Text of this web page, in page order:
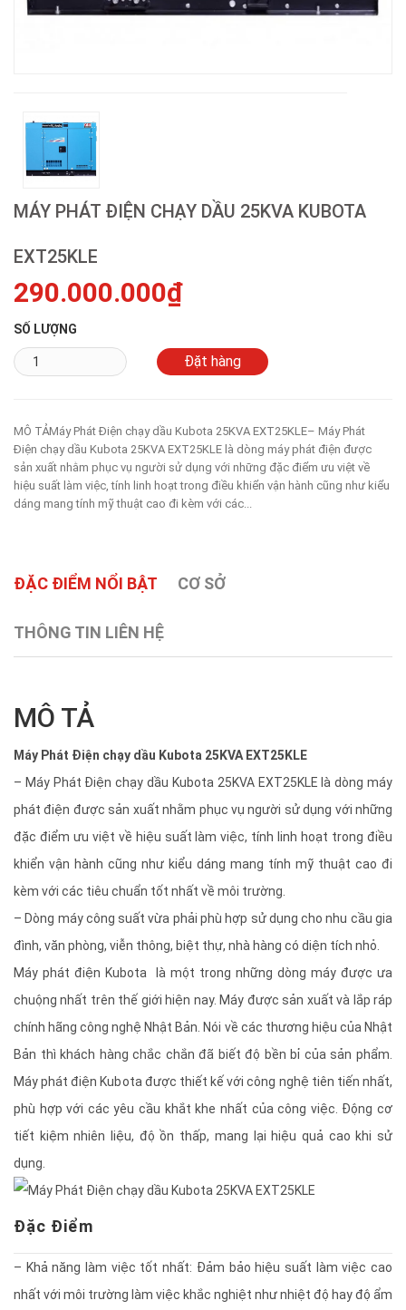
MÁY PHÁT ĐIỆN CHẠY DẦU 25KVA KUBOTA
EXT25KLE
290.000.000₫
SỐ LƯỢNG
MÔ TẢMáy Phát Điện chạy dầu Kubota 25KVA EXT25KLE– Máy Phát
Điện chạy dầu Kubota 25KVA EXT25KLE là dòng máy phát điện được
sản xuất nhằm phục vụ người sử dụng với những đặc điểm ưu việt về
hiệu suất làm việc, tính linh hoạt trong điều khiển vận hành cũng như kiểu
dáng mang tính mỹ thuật cao đi kèm với các...
ĐẶC ĐIỂM NỔI BẬT CƠ SỞ
THÔNG TIN LIÊN HỆ
MÔ TẢ
Máy Phát Điện chạy dầu Kubota 25KVA EXT25KLE
– Máy Phát Điện chạy dầu Kubota 25KVA EXT25KLE là dòng máy
phát điện được sản xuất nhằm phục vụ người sử dụng với những
đặc điểm ưu việt về hiệu suất làm việc, tính linh hoạt trong điều
khiển vận hành cũng như kiểu dáng mang tính mỹ thuật cao đi
kèm với các tiêu chuẩn tốt nhất về môi trường.
– Dòng máy công suất vừa phải phù hợp sử dụng cho nhu cầu gia
đình, văn phòng, viễn thông, biệt thự, nhà hàng có diện tích nhỏ.
Máy phát điện Kubota là một trong những dòng máy được ưa
chuộng nhất trên thế giới hiện nay. Máy được sản xuất và lắp ráp
chính hãng công nghệ Nhật Bản. Nói về các thương hiệu của Nhật
Bản thì khách hàng chắc chắn đã biết độ bền bỉ của sản phẩm.
Máy phát điện Kubota được thiết kế với công nghệ tiên tiến nhất,
phù hợp với các yêu cầu khắt khe nhất của công việc. Động cơ
tiết kiệm nhiên liệu, độ ồn thấp, mang lại hiệu quả cao khi sử
dụng.
Đặc Điểm
– Khả năng làm việc tốt nhất: Đảm bảo hiệu suất làm việc cao
nhất với môi trường làm việc khắc nghiệt như nhiệt độ hay độ ẩm